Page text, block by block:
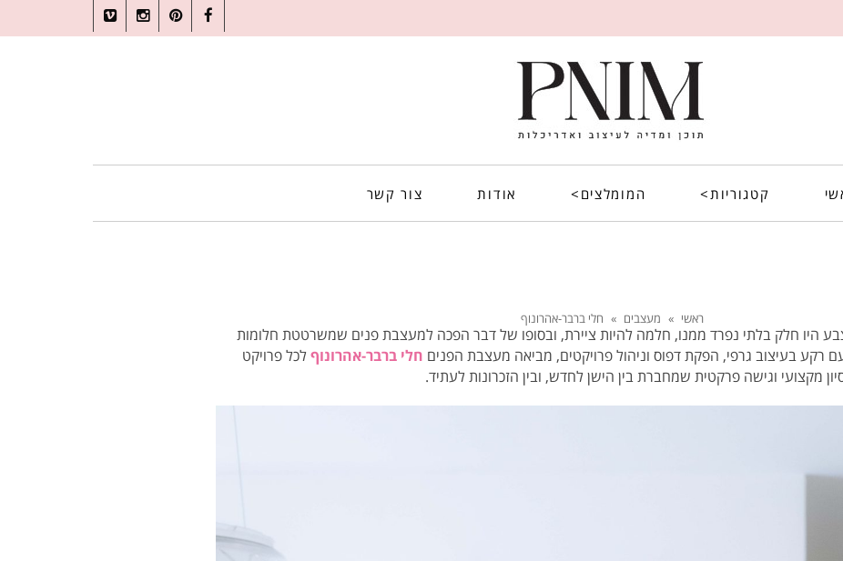
Facebook
Pinterest
Instagram
Vimeo
קטגוריות> המומלצים> אודות צור קשר
ראשי » מעצבים » חלי ברבר-אהרונוף
היו חלק בלתי נפרד ממנו, חלמה להיות ציירת, ובסופו של דבר הפכה למעצבת פנים שמשרטטת חלומות
רקע בעיצוב גרפי, הפקת דפוס וניהול פרויקטים, מביאה מעצבת הפנים חלי ברבר-אהרונוףלכל פרויקט
מקצועי וגישה פרקטית שמחברת בין הישן לחדש, ובין הזכרונות לעתיד.